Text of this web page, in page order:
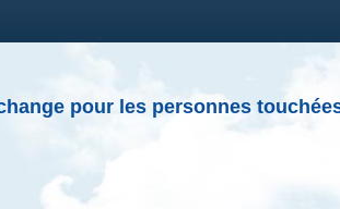
pour les personnes